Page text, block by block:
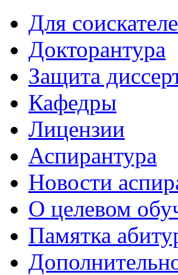
Для
Докторантура
Защита
Кафедры
Лицензии
Аспирантура
Новости
О целевом
Памятка